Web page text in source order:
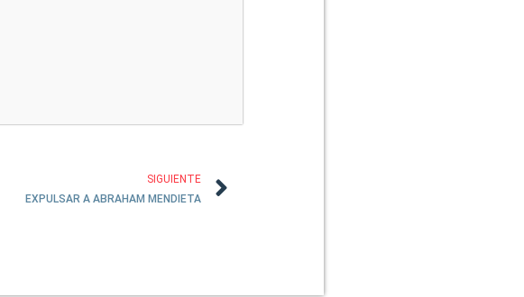
SIGUIENTE
EXPULSAR A ABRAHAM MENDIETA